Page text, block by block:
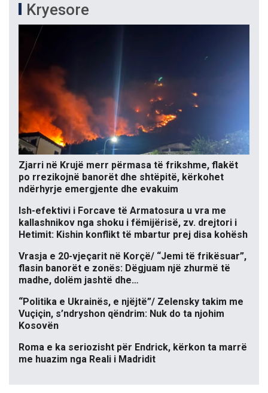
Kryesore
Zjarri në Krujë merr përmasa të frikshme, flakët
po rrezikojnë banorët dhe shtëpitë, kërkohet
ndërhyrje emergjente dhe evakuim
Ish-efektivi i Forcave të Armatosura u vra me
kallashnikov nga shoku i fëmijërisë, zv. drejtori i
Hetimit: Kishin konflikt të mbartur prej disa kohësh
Vrasja e 20-vjeçarit në Korçë/ “Jemi të frikësuar”,
flasin banorët e zonës: Dëgjuam një zhurmë të
madhe, dolëm jashtë dhe…
“Politika e Ukrainës, e njëjtë”/ Zelensky takim me
Vuçiçin, s’ndryshon qëndrim: Nuk do ta njohim
Kosovën
Roma e ka seriozisht për Endrick, kërkon ta marrë
me huazim nga Reali i Madridit